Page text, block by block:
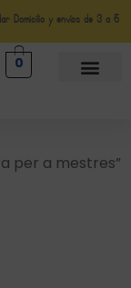
Domicilio y envíos de 3 a 5
0
per a mestres”